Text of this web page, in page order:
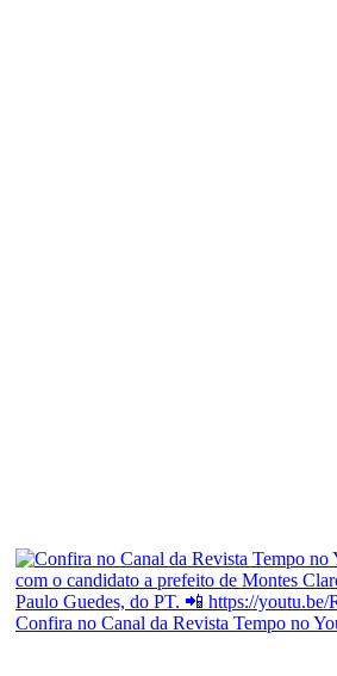
Confira no Canal da Revista Tempo no